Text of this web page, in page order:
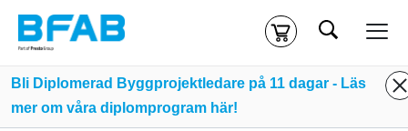
Kassa
Sök
Bli Diplomerad Byggprojektledare på 11 dagar - Läs
mer om våra diplomprogram här!